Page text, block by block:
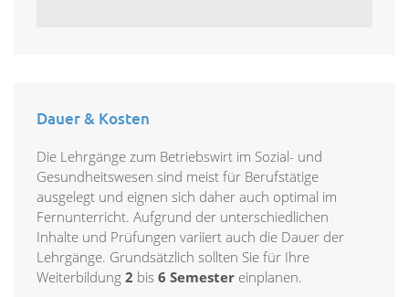
Dauer & Kosten
Die Lehrgänge zum Betriebswirt im Sozial- und
Gesundheitswesen sind meist für Berufstätige
ausgelegt und eignen sich daher auch optimal im
Fernunterricht. Aufgrund der unterschiedlichen
Inhalte und Prüfungen variiert auch die Dauer der
Lehrgänge. Grundsätzlich sollten Sie für Ihre
Weiterbildung 2 bis 6 Semester einplanen.